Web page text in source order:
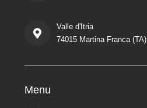
Valle d'Itria
74015 Martina Franca (TA)
Menu